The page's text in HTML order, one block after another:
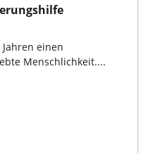
einen
Menschlichkeit....